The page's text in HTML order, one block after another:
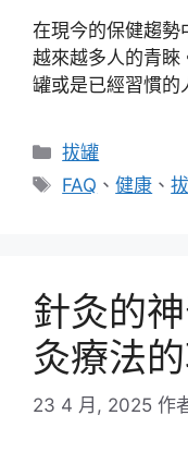
在現今的保健趨勢
越來越多人的青睞
罐或是已經習慣
分
類
拔罐
標
FAQ 、健康 、
針灸的
灸療法
23 4 月, 2025 作